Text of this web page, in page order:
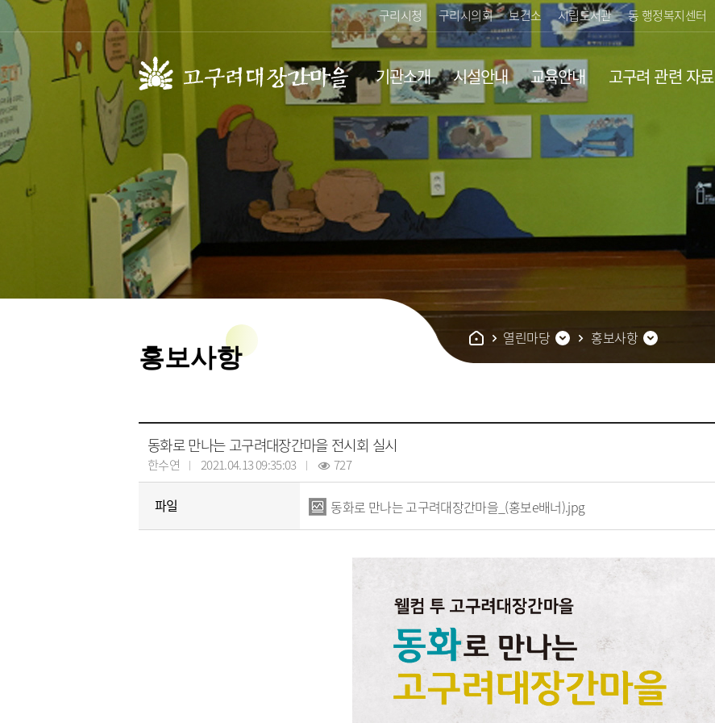
구리시청 구리시의회 보건소 시립도서관 동 행정복지센터
기관소개 시설안내 교육안내 고구려 관련 자료
고구려의 성립
고구려의 성장
고구려의 멸망
고구려의 자취
고구려의 생활
아차산 4보루
열린마당 홍보사항
홍보사항
동화로 만나는 고구려대장간마을 전시회 실시
한수연 2021.04.13 09:35:03 727
파일 동화로 만나는 고구려대장간마을_(홍보e배너).jpg